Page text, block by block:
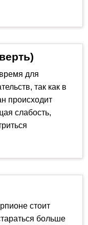
для
так как в
происходит
слабость,
стоит
больше